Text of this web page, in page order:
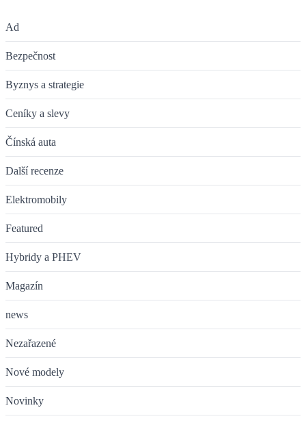
Ad
Bezpečnost
Byznys a strategie
Ceníky a slevy
Čínská auta
Další recenze
Elektromobily
Featured
Hybridy a PHEV
Magazín
news
Nezařazené
Nové modely
Novinky